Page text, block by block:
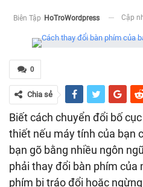
Biên Tập HoTroWordpress Cập
0
Chia sẻ
Biết cách chuyển đổi bố
thiết nếu máy tính của bạn
bạn gõ bằng nhiều ngôn
phải thay đổi bàn phím của
phím bị tráo đổi hoặc